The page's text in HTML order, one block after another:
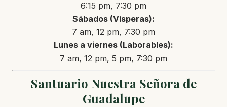
6:15 pm, 7:30 pm
Sábados (Vísperas):
7 am, 12 pm, 7:30 pm
Lunes a viernes (Laborables):
7 am, 12 pm, 5 pm, 7:30 pm
Santuario Nuestra Señora de
Guadalupe